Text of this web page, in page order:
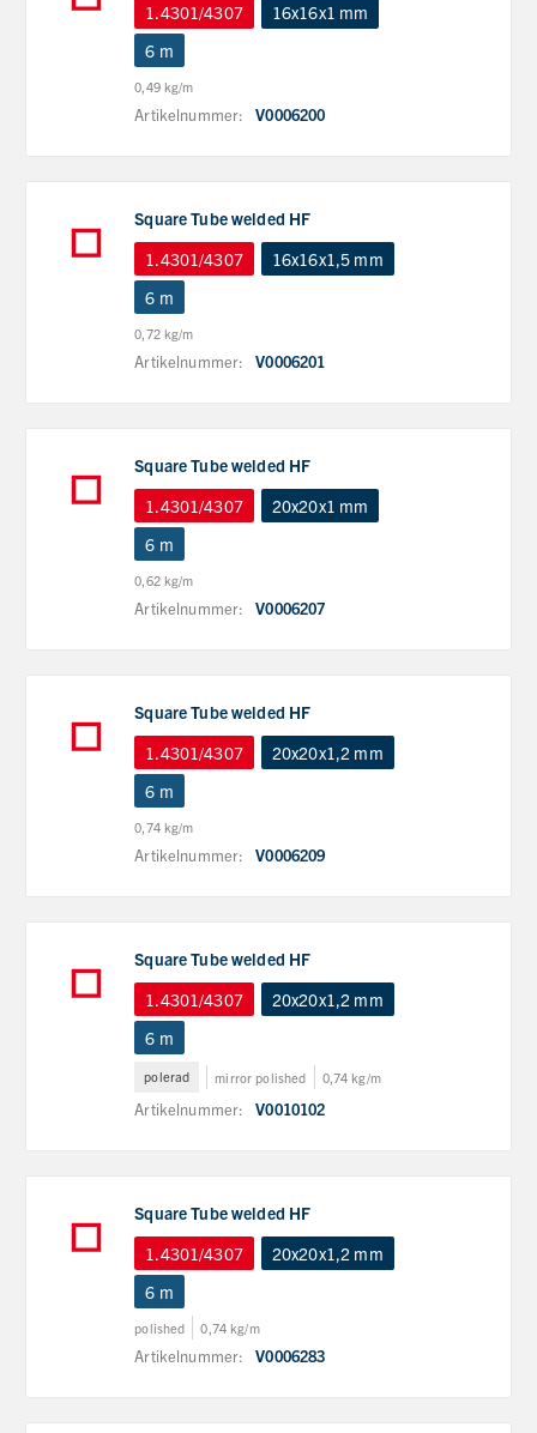
1.4301/4307
16x16x1 mm
6 m
0,49 kg/m
Artikelnummer: V0006200
Square Tube welded HF
1.4301/4307
16x16x1,5 mm
6 m
0,72 kg/m
Artikelnummer: V0006201
Square Tube welded HF
1.4301/4307
20x20x1 mm
6 m
0,62 kg/m
Artikelnummer: V0006207
Square Tube welded HF
1.4301/4307
20x20x1,2 mm
6 m
0,74 kg/m
Artikelnummer: V0006209
Square Tube welded HF
1.4301/4307
20x20x1,2 mm
6 m
polerad mirror polished 0,74 kg/m
Artikelnummer: V0010102
Square Tube welded HF
1.4301/4307
20x20x1,2 mm
6 m
polished 0,74 kg/m
Artikelnummer: V0006283